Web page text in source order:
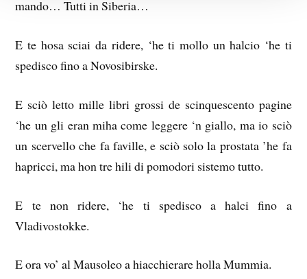
mando… Tutti in Siberia…
E te hosa sciai da ridere, ‘he ti mollo un halcio ‘he ti
spedisco fino a Novosibirske.
E sciò letto mille libri grossi de scinquescento pagine
‘he un gli eran miha come leggere ‘n giallo, ma io sciò
un scervello che fa faville, e sciò solo la prostata ’he fa
hapricci, ma hon tre hili di pomodori sistemo tutto.
E te non ridere, ‘he ti spedisco a halci fino a
Vladivostokke.
E ora vo’ al Mausoleo a hiacchierare holla Mummia.